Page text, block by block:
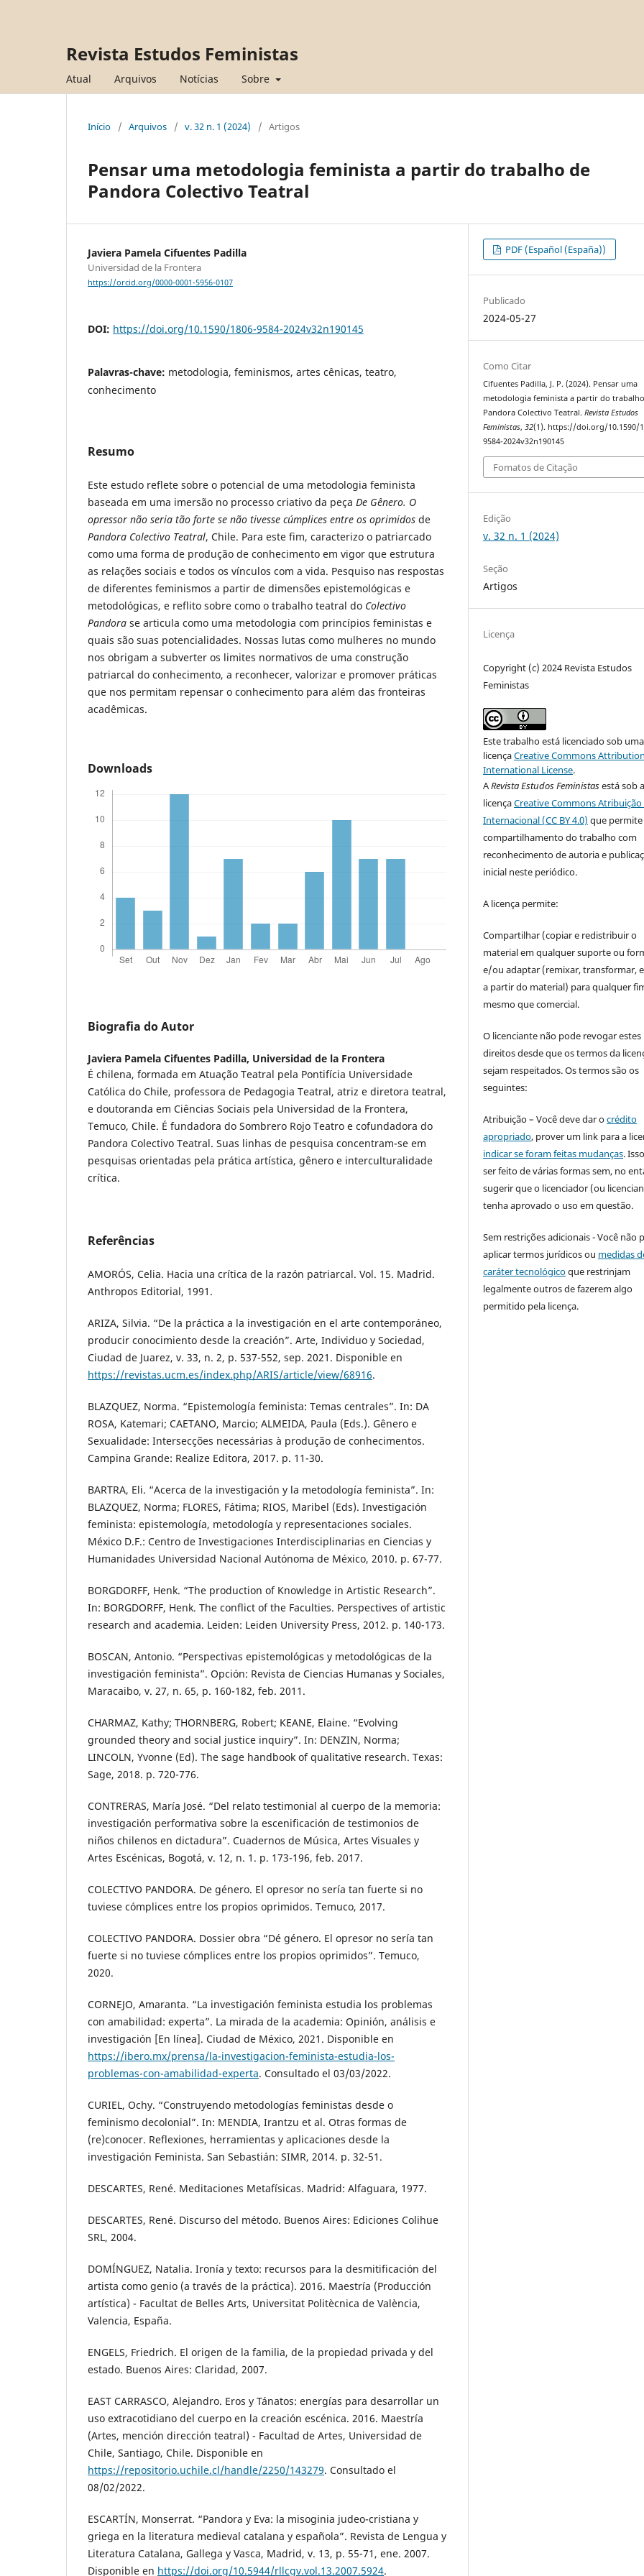
Revista Estudos Feministas
Atual Arquivos Notícias Sobre
Início / Arquivos / v. 32 n. 1 (2024) / Artigos
Pensar uma metodologia feminista a partir do trabalho de
Pandora Colectivo Teatral
Javiera Pamela Cifuentes Padilla
Universidad de la Frontera
https://orcid.org/0000-0001-5956-0107
DOI: https://doi.org/10.1590/1806-9584-2024v32n190145
Palavras-chave: metodologia, feminismos, artes cênicas, teatro,
conhecimento
Resumo
Este estudo reflete sobre o potencial de uma metodologia feminista
baseada em uma imersão no processo criativo da peça De Gênero. O
opressor não seria tão forte se não tivesse cúmplices entre os oprimidos de
Pandora Colectivo Teatral, Chile. Para este fim, caracterizo o patriarcado
como uma forma de produção de conhecimento em vigor que estrutura
as relações sociais e todos os vínculos com a vida. Pesquiso nas respostas
de diferentes feminismos a partir de dimensões epistemológicas e
metodológicas, e reflito sobre como o trabalho teatral do Colectivo
Pandora se articula como uma metodologia com princípios feministas e
quais são suas potencialidades. Nossas lutas como mulheres no mundo
nos obrigam a subverter os limites normativos de uma construção
patriarcal do conhecimento, a reconhecer, valorizar e promover práticas
que nos permitam repensar o conhecimento para além das fronteiras
acadêmicas.
Downloads
Biografia do Autor
Javiera Pamela Cifuentes Padilla, Universidad de la Frontera
É chilena, formada em Atuação Teatral pela Pontifícia Universidade
Católica do Chile, professora de Pedagogia Teatral, atriz e diretora teatral,
e doutoranda em Ciências Sociais pela Universidad de la Frontera,
Temuco, Chile. É fundadora do Sombrero Rojo Teatro e cofundadora do
Pandora Colectivo Teatral. Suas linhas de pesquisa concentram-se em
pesquisas orientadas pela prática artística, gênero e interculturalidade
crítica.
Referências
AMORÓS, Celia. Hacia una crítica de la razón patriarcal. Vol. 15. Madrid.
Anthropos Editorial, 1991.
ARIZA, Silvia. “De la práctica a la investigación en el arte contemporáneo,
producir conocimiento desde la creación”. Arte, Individuo y Sociedad,
Ciudad de Juarez, v. 33, n. 2, p. 537-552, sep. 2021. Disponible en
https://revistas.ucm.es/index.php/ARIS/article/view/68916.
BLAZQUEZ, Norma. “Epistemología feminista: Temas centrales”. In: DA
ROSA, Katemari; CAETANO, Marcio; ALMEIDA, Paula (Eds.). Gênero e
Sexualidade: Intersecções necessárias à produção de conhecimentos.
Campina Grande: Realize Editora, 2017. p. 11-30.
BARTRA, Eli. “Acerca de la investigación y la metodología feminista”. In:
BLAZQUEZ, Norma; FLORES, Fátima; RIOS, Maribel (Eds). Investigación
feminista: epistemología, metodología y representaciones sociales.
México D.F.: Centro de Investigaciones Interdisciplinarias en Ciencias y
Humanidades Universidad Nacional Autónoma de México, 2010. p. 67-77.
BORGDORFF, Henk. “The production of Knowledge in Artistic Research”.
In: BORGDORFF, Henk. The conflict of the Faculties. Perspectives of artistic
research and academia. Leiden: Leiden University Press, 2012. p. 140-173.
BOSCAN, Antonio. “Perspectivas epistemológicas y metodológicas de la
investigación feminista”. Opción: Revista de Ciencias Humanas y Sociales,
Maracaibo, v. 27, n. 65, p. 160-182, feb. 2011.
CHARMAZ, Kathy; THORNBERG, Robert; KEANE, Elaine. “Evolving
grounded theory and social justice inquiry”. In: DENZIN, Norma;
LINCOLN, Yvonne (Ed). The sage handbook of qualitative research. Texas:
Sage, 2018. p. 720-776.
CONTRERAS, María José. “Del relato testimonial al cuerpo de la memoria:
investigación performativa sobre la escenificación de testimonios de
niños chilenos en dictadura”. Cuadernos de Música, Artes Visuales y
Artes Escénicas, Bogotá, v. 12, n. 1. p. 173-196, feb. 2017.
COLECTIVO PANDORA. De género. El opresor no sería tan fuerte si no
tuviese cómplices entre los propios oprimidos. Temuco, 2017.
COLECTIVO PANDORA. Dossier obra “Dé género. El opresor no sería tan
fuerte si no tuviese cómplices entre los propios oprimidos”. Temuco,
2020.
CORNEJO, Amaranta. “La investigación feminista estudia los problemas
con amabilidad: experta”. La mirada de la academia: Opinión, análisis e
investigación [En línea]. Ciudad de México, 2021. Disponible en
https://ibero.mx/prensa/la-investigacion-feminista-estudia-los-
problemas-con-amabilidad-experta. Consultado el 03/03/2022.
CURIEL, Ochy. “Construyendo metodologías feministas desde o
feminismo decolonial”. In: MENDIA, Irantzu et al. Otras formas de
(re)conocer. Reflexiones, herramientas y aplicaciones desde la
investigación Feminista. San Sebastián: SIMR, 2014. p. 32-51.
DESCARTES, René. Meditaciones Metafísicas. Madrid: Alfaguara, 1977.
DESCARTES, René. Discurso del método. Buenos Aires: Ediciones Colihue
SRL, 2004.
DOMÍNGUEZ, Natalia. Ironía y texto: recursos para la desmitificación del
artista como genio (a través de la práctica). 2016. Maestría (Producción
artística) - Facultat de Belles Arts, Universitat Politècnica de València,
Valencia, España.
ENGELS, Friedrich. El origen de la familia, de la propiedad privada y del
estado. Buenos Aires: Claridad, 2007.
EAST CARRASCO, Alejandro. Eros y Tánatos: energías para desarrollar un
uso extracotidiano del cuerpo en la creación escénica. 2016. Maestría
(Artes, mención dirección teatral) - Facultad de Artes, Universidad de
Chile, Santiago, Chile. Disponible en
https://repositorio.uchile.cl/handle/2250/143279. Consultado el
08/02/2022.
ESCARTÍN, Monserrat. “Pandora y Eva: la misoginia judeo-cristiana y
griega en la literatura medieval catalana y española”. Revista de Lengua y
Literatura Catalana, Gallega y Vasca, Madrid, v. 13, p. 55-71, ene. 2007.
Disponible en https://doi.org/10.5944/rllcgv.vol.13.2007.5924.
PDF (Español (España))
Publicado
2024-05-27
Como Citar
Cifuentes Padilla, J. P. (2024). Pensar uma
metodologia feminista a partir do
Pandora Colectivo Teatral.Revista Estudos
Feministas,32(1). https://doi.org/10.1590/
9584-2024v32n190145
Fomatos de Citação
Edição
v. 32 n. 1 (2024)
Seção
Artigos
Licença
Copyright (c) 2024 Revista Estudos
Feministas
Este trabalho está licenciado sob uma
licençaCreative Commons
International License.
ARevista Estudos Feministasestá sob a
licençaCreative Commons Atribuição
Internacional (CC BY 4.0) que
compartilhamento do trabalho com
reconhecimento de autoria e
inicial neste periódico.
A licença permite:
Compartilhar (copiar e redistribuir o
material em qualquer suporte ou
e/ou adaptar (remixar, transformar,
a partir do material) para qualquer
mesmo que comercial.
O licenciante não pode revogar estes
direitos desde que os termos da
sejam respeitados. Os termos são os
seguintes:
Atribuição – Você deve dar ocrédito
apropriado, prover um link para a
indicar se foram feitas mudanças.
ser feito de várias formas sem, no
sugerir que o licenciador (ou
tenha aprovado o uso em questão.
Sem restrições adicionais - Você não
aplicar termos jurídicos ou medidas
caráter tecnológicoque restrinjam
legalmente outros de fazerem algo
permitido pela licença.